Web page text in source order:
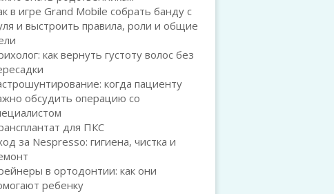
в игре Grand Mobile собрать банду с
и выстроить правила, роли и общие
как вернуть густоту волос без
когда пациенту
обсудить операцию со
для ПКС
за Nespresso: гигиена, чистка и
в ортодонтии: как они
ребенку